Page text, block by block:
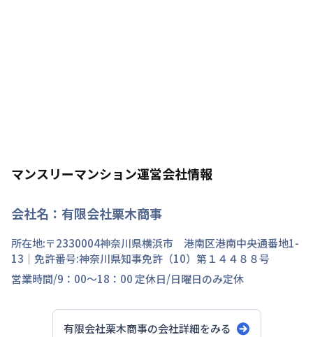
マンスリーマンション運営会社情報
会社名： 有限会社栗木商事
所在地:〒2330004神奈川県横浜市 港南区港南中央通番地1-
13 ｜免許番号:神奈川県知事免許（10）第１４４８８号
営業時間/9：00～18：00 定休日/日曜日のみ定休
有限会社栗木商事の会社詳細をみる